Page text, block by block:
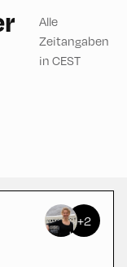
Alle
Zeitangaben
in CEST
+2